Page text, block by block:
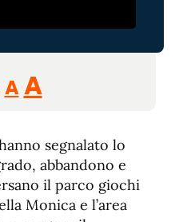
Reducir
A Restablecer
fuente
AAumentar
de
fuente.
segnalato lo
abbandono e
il parco giochi
Monica e l’area